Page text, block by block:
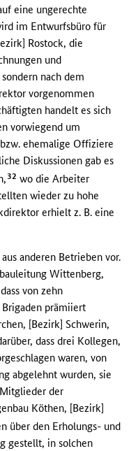
eine ungerechte
im Entwurfsbüro für
Rostock, die
und
nach dem
vorgenommen
handelt es sich
vorwiegend um
bzw. ehemalige Offiziere
Diskussionen gab es
32 wo die Arbeiter
wieder zu hohe
erhielt z. B. eine
anderen Betrieben vor.
Wittenberg,
von zehn
prämiiert
[Bezirk] Schwerin,
dass drei Kollegen,
waren, von
abgelehnt wurden, sie
der
Köthen, [Bezirk]
über den Erholungs- und
gestellt, in solchen